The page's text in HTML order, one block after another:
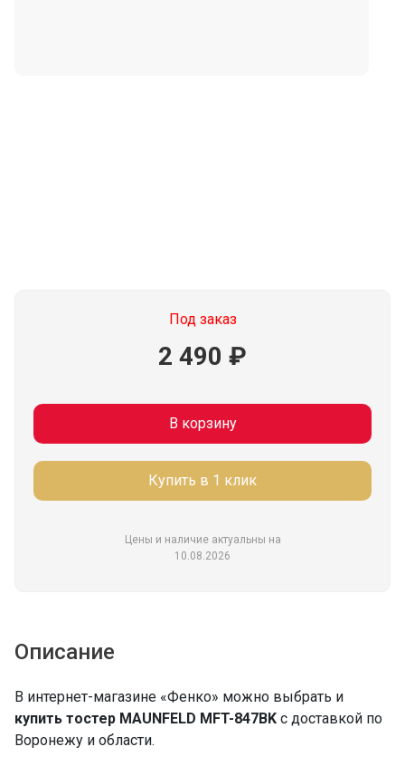
Под заказ
2 490 ₽
В корзину
Купить в 1 клик
Цены и наличие актуальны на
10.08.2026
Описание
В интернет-магазине «Фенко» можно выбрать и
купить тостер MAUNFELD MFT-847BK с доставкой по
Воронежу и области.